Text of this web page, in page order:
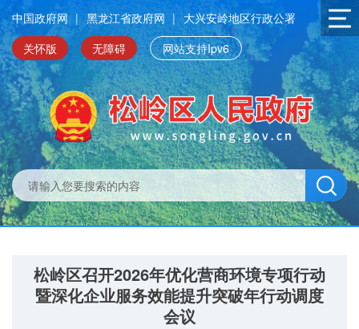
中国政府网 | 黑龙江省政府网 | 大兴安岭地区行政公署
关怀版
无障碍 网站支持Ipv6
松岭区召开2026年优化营商环境专项行动
暨深化企业服务效能提升突破年行动调度
会议